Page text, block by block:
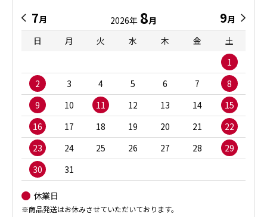
7月 2026年 8月 9月
日
月 火 水 木 金
土
1
2
3 4 5 6 7
8
9
10 11 12 13 14
15
16
17 18 19 20 21
22
23
24 25 26 27 28
29
30
31
休業日
※商品発送はお休みさせていただいております。